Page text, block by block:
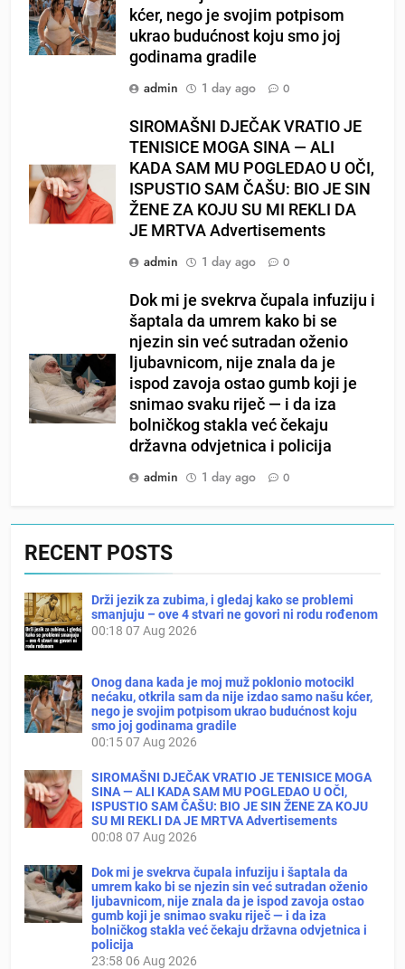
kćer, nego je svojim potpisom
ukrao budućnost koju smo joj
godinama gradile
admin
1 day ago 0
SIROMAŠNI DJEČAK VRATIO JE
TENISICE MOGA SINA — ALI
KADA SAM MU POGLEDAO U OČI,
ISPUSTIO SAM ČAŠU: BIO JE SIN
ŽENE ZA KOJU SU MI REKLI DA
JE MRTVA Advertisements
admin
1 day ago 0
Dok mi je svekrva čupala infuziju i
šaptala da umrem kako bi se
njezin sin već sutradan oženio
ljubavnicom, nije znala da je
ispod zavoja ostao gumb koji je
snimao svaku riječ — i da iza
bolničkog stakla već čekaju
državna odvjetnica i policija
admin
1 day ago 0
RECENT POSTS
Drži jezik za zubima, i gledaj kako se problemi
smanjuju – ove 4 stvari ne govori ni rodu rođenom
00:18 07 Aug 2026
Onog dana kada je moj muž poklonio motocikl
nećaku, otkrila sam da nije izdao samo našu kćer,
nego je svojim potpisom ukrao budućnost koju
smo joj godinama gradile
00:1507 Aug 2026
SIROMAŠNI DJEČAK VRATIO JE TENISICE MOGA
SINA — ALI KADA SAM MU POGLEDAO U OČI,
ISPUSTIO SAM ČAŠU: BIO JE SIN ŽENE ZA KOJU
SU MI REKLI DA JE MRTVA Advertisements
00:08 07 Aug 2026
Dok mi je svekrva čupala infuziju i šaptala da
umrem kako bi se njezin sin već sutradan oženio
ljubavnicom, nije znala da je ispod zavoja ostao
gumb koji je snimao svaku riječ — i da iza
bolničkog stakla već čekaju državna odvjetnica i
policija
23:58 06 Aug 2026